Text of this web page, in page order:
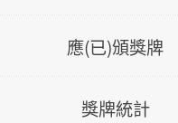
應(已)頒獎牌
獎牌統計